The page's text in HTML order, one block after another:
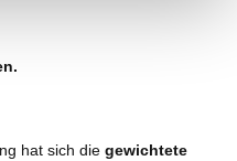
hat sich diegewichtete